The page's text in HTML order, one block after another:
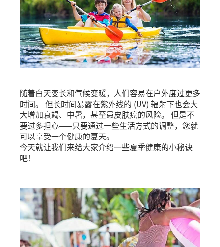
随着白天变长和气候变暖，人们容易在户外度过更多
时间。 但长时间暴露在紫外线的 (UV) 辐射下也会大
大增加衰竭、中暑，甚至患皮肤癌的风险。 但是不
要过多担心——只要通过一些生活方式的调整，您就
可以享受一个健康的夏天。
今天就让我们来给大家介绍一些夏季健康的小秘诀
吧！